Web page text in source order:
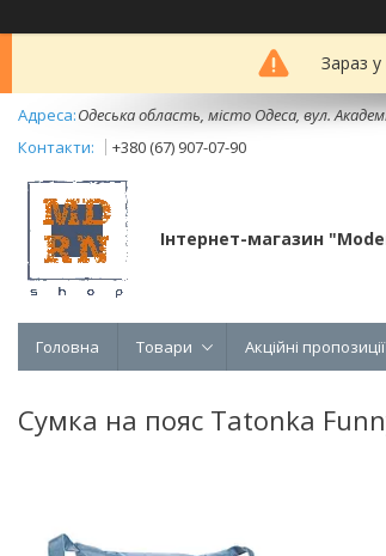
Зараз
Одеська область, місто Одеса, вул.
+380 (67) 907-07-90
Інтернет-магазин
Головна Товари Акційні пропозиції
Сумка на пояс Tatonka